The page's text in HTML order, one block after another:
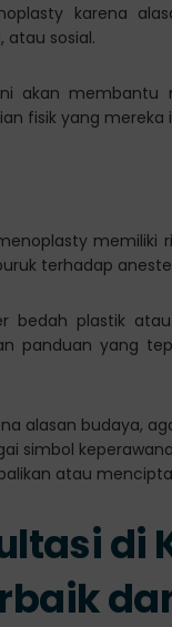
karena
atau sosial.
akan
fisik yang mereka
memiliki
terhadap
bedah plastik
panduan yang
di